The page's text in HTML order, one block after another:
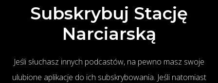
Subskrybuj Stację
Narciarską
Jeśli słuchasz innych podcastów, na pewno masz swoje
ulubione aplikacje do ich subskrybowania. Jeśli natomiast